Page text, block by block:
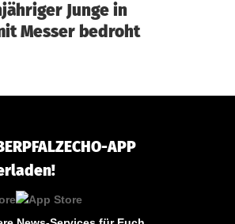
Junge in
Messer bedroht
APP